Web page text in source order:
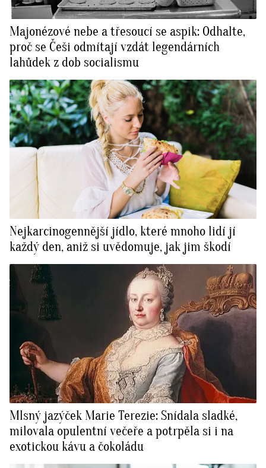
Majonézové nebe a třesoucí se aspik: Odhalte,
proč se Češi odmítají vzdát legendárních
lahůdek z dob socialismu
Nejkarcinogennější jídlo, které mnoho lidí jí
každý den, aniž si uvědomuje, jak jim škodí
Mlsný jazýček Marie Terezie: Snídala sladké,
milovala opulentní večeře a potrpěla si i na
exotickou kávu a čokoládu